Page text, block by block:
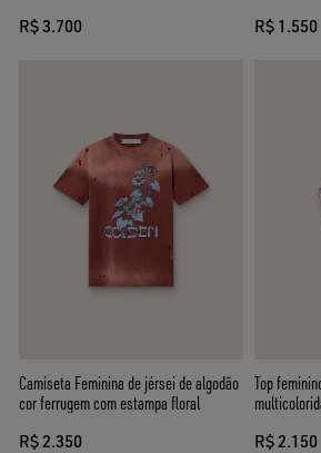
R$ 3.700 R$ 1.550
Camiseta Feminina de jérsei de algodão
cor ferrugem com estampa floral
R$ 2.350
Top
R$ 2.150